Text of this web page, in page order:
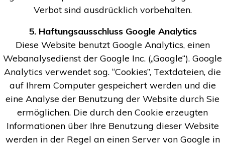
Verbot sind ausdrücklich vorbehalten.
5. Haftungsausschluss Google Analytics
Diese Website benutzt Google Analytics, einen
Webanalysedienst der Google Inc. („Google“). Google
Analytics verwendet sog. “Cookies”, Textdateien, die
auf Ihrem Computer gespeichert werden und die
eine Analyse der Benutzung der Website durch Sie
ermöglichen. Die durch den Cookie erzeugten
Informationen über Ihre Benutzung dieser Website
werden in der Regel an einen Server von Google in